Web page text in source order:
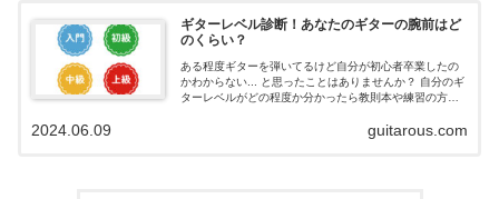
ギターレベル診断！あなたのギターの腕前はど
のくらい？
ある程度ギターを弾いてるけど自分が初心者卒業したの
かわからない... と思ったことはありませんか？ 自分のギ
ターレベルがどの程度か分かったら教則本や練習の方針
guitarous.com
2024.06.09